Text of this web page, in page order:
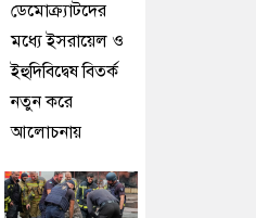
ডেমোক্র্যাটদের
মধ্যে ইসরায়েল ও
ইহুদিবিদ্বেষ বিতর্ক
নতুন করে
আলোচনায়